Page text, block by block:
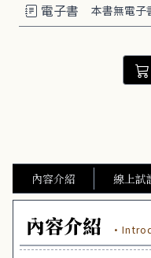
電子書
本書無電子
內容介紹 線上試
內容介紹